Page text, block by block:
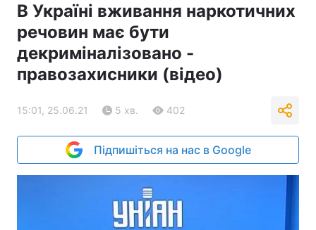
В Україні вживання наркотичних
речовин має бути
декриміналізовано -
правозахисники (відео)
15:01, 25.06.21 5 хв. 402
Підпишіться на нас в Google